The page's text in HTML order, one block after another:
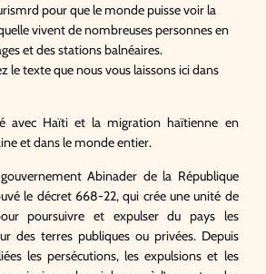
pour que le monde puisse voir la
vivent de nombreuses personnes en
et des stations balnéaires.
le texte que nous vous laissons ici dans
avec Haïti et la migration haïtienne en
et dans le monde entier.
Abinader de la République
le décret 668-22, qui crée une unité de
poursuivre et expulser du pays les
des terres publiques ou privées. Depuis
les persécutions, les expulsions et les